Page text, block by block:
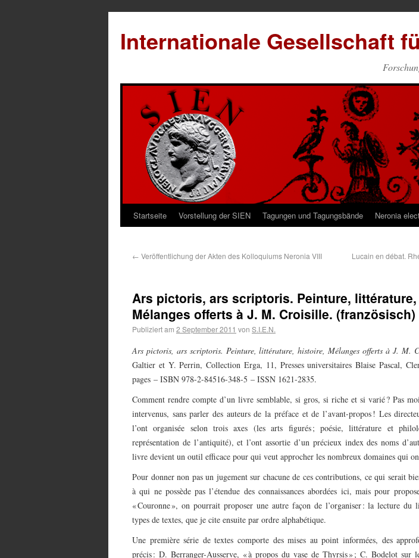
Internationale Gesellschaft
Startseite Vorstellung der SIEN Tagungen und Tagungsbände Neronia
← Veröffentlichung der Akten des Kolloquiums Neronia VIII
Lucain en débat.
Ars pictoris, ars scriptoris. Peinture,
Mélanges offerts à J. M. Croisille. (französisch)
Publiziert am 2 September 2011 von S.I.E.N.
Ars pictoris, ars scriptoris. Peinture, littérature, histoire, Mélanges offerts à J. M.
Galtier et Y. Perrin, Collection Erga, 11, Presses universitaires Blaise Pascal,
pages – ISBN 978-2-84516-348-5 – ISSN 1621-2835.
Comment rendre compte d’un livre semblable, si gros, si riche et si varié ? Pas
intervenus, sans parler des auteurs de la préface et de l’avant-propos ! Les
l’ont organisée selon trois axes (les arts figurés ; poésie, littérature et
représentation de l’antiquité), et l’ont assortie d’un précieux index des noms
livre devient un outil efficace pour qui veut approcher les nombreux domaines qui
Pour donner non pas un jugement sur chacune de ces contributions, ce qui serait
à qui ne possède pas l’étendue des connaissances abordées ici, mais pour
« Couronne », on pourrait proposer une autre façon de l’organiser : la lecture
types de textes, que je cite ensuite par ordre alphabétique.
Une première série de textes comporte des mises au point informées, des
précis : D. Berranger-Ausserve, « à propos du vase de Thyrsis » ; C. Bodelot sur